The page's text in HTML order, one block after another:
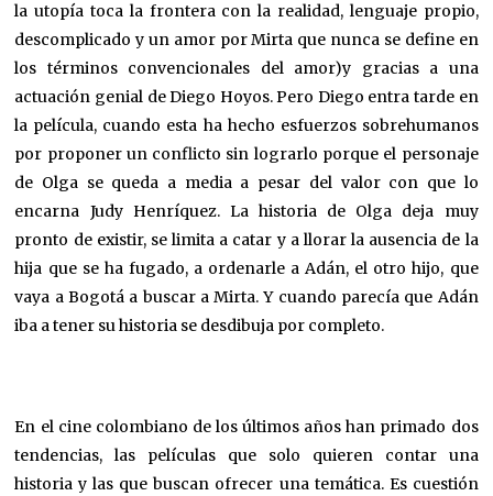
la utopía toca la frontera con la realidad, lenguaje propio,
descomplicado y un amor por Mirta que nunca se define en
los términos convencionales del amor)y gracias a una
actuación genial de Diego Hoyos. Pero Diego entra tarde en
la película, cuando esta ha hecho esfuerzos sobrehumanos
por proponer un conflicto sin lograrlo porque el personaje
de Olga se queda a media a pesar del valor con que lo
encarna Judy Henríquez. La historia de Olga deja muy
pronto de existir, se limita a catar y a llorar la ausencia de la
hija que se ha fugado, a ordenarle a Adán, el otro hijo, que
vaya a Bogotá a buscar a Mirta. Y cuando parecía que Adán
iba a tener su historia se desdibuja por completo.
En el cine colombiano de los últimos años han primado dos
tendencias, las películas que solo quieren contar una
historia y las que buscan ofrecer una temática. Es cuestión